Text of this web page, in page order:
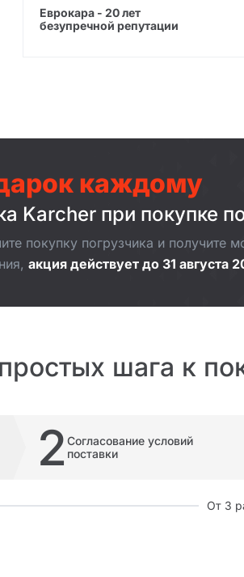
Еврокара - 20 лет
безупречной репутации
каждому
Karcher при покупке
покупку погрузчика и получите
акция действует до 31 августа
шага к
2 Согласование условий
поставки
От 3